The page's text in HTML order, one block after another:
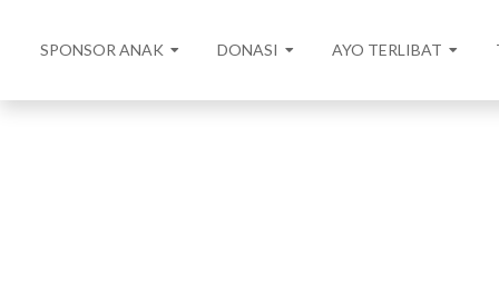
SPONSOR ANAK DONASI AYO TERLIBAT